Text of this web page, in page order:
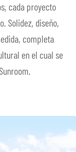
cada proyecto
Solidez, diseño,
completa
en el cual se